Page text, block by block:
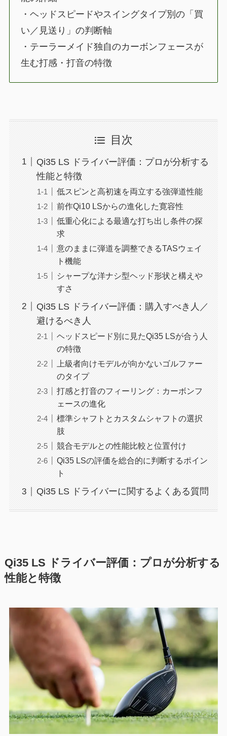
・ヘッドスピードやスイングタイプ別の「買
い／見送り」の判断軸
・テーラーメイド独自のカーボンフェースが
生む打感・打音の特徴
目次
Qi35 LS ドライバー評価：プロが分析する
性能と特徴
低スピンと高初速を両立する強弾道性能
前作Qi10 LSからの進化した寛容性
低重心化による最適な打ち出し条件の探
求
意のままに弾道を調整できるTASウェイ
ト機能
シャープな洋ナシ型ヘッド形状と構えや
すさ
Qi35 LS ドライバー評価：購入すべき人／
避けるべき人
ヘッドスピード別に見たQi35 LSが合う人
の特徴
上級者向けモデルが向かないゴルファー
のタイプ
打感と打音のフィーリング：カーボンフ
ェースの進化
標準シャフトとカスタムシャフトの選択
肢
競合モデルとの性能比較と位置付け
Qi35 LSの評価を総合的に判断するポイン
ト
Qi35 LS ドライバーに関するよくある質問
Qi35 LS ドライバー評価：プロが分析する
性能と特徴